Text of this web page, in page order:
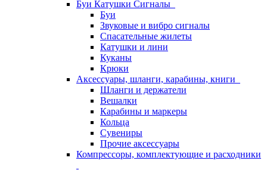
Буи Катушки Сигналы
Буи
Звуковые и вибро сигналы
Спасательные жилеты
Катушки и лини
Куканы
Крюки
Аксессуары, шланги, карабины, книги
Шланги и держатели
Вешалки
Карабины и маркеры
Кольца
Сувениры
Прочие аксессуары
Компрессоры, комплектующие и расходники